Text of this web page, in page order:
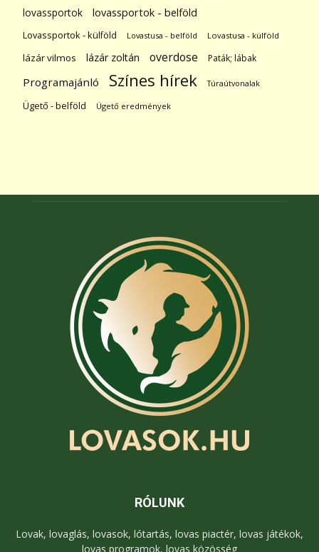
lovassportok lovassportok - belföld
Lovassportok - külföld Lovastusa - belföld Lovastusa - külföld
lázár vilmos lázár zoltán overdose Paták; lábak
Programajánló Színes hírek Túraútvonalak
Ügető - belföld Ügető eredmények
RÓLUNK
Lovak, lovaglás, lovasok, lótartás, lovas piactér, lovas játékok,
lovas programok, lovas közösség